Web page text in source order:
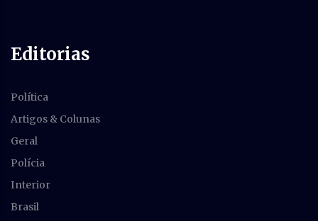
Editorias
Política
Artigos & Colunas
Geral
Polícia
Interior
Brasil